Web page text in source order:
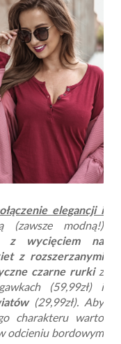
elegancji i
modną!)
z wycięciem na
z rozszerzanymi
czarne rurkiz
(59,99zł) i
(29,99zł). Aby
charakteru warto
odcieniu bordowym